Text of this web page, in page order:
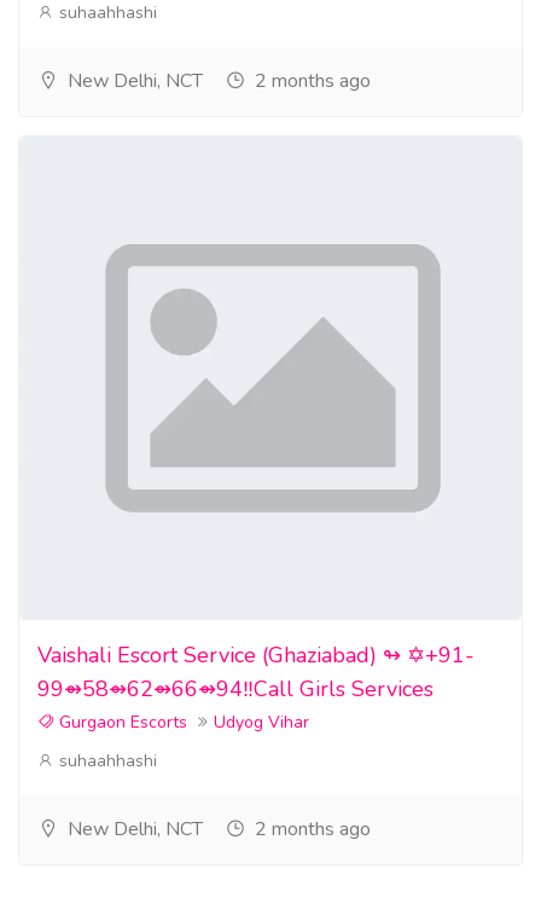
suhaahhashi
New Delhi, NCT 2 months ago
Vaishali Escort Service (Ghaziabad) ↬ ✡️+91-
99⇴58⇴62⇴66⇴94‼️Call Girls Services
Gurgaon Escorts
Udyog Vihar
suhaahhashi
New Delhi, NCT 2 months ago